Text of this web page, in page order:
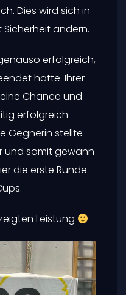
Dies wird sich in
ändern.
erfolgreich,
hatte. Ihrer
Chance und
erfolgreich
Gegnerin stellte
und somit gewann
die erste Runde
Leistung